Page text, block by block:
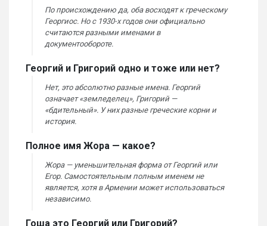
По происхождению да, оба восходят к греческому
Георгиос. Но с 1930-х годов они официально
считаются разными именами в
документообороте.
Георгий и Григорий одно и тоже или нет?
Нет, это абсолютно разные имена. Георгий
означает «земледелец», Григорий —
«бдительный». У них разные греческие корни и
история.
Полное имя Жора — какое?
Жора — уменьшительная форма от Георгий или
Егор. Самостоятельным полным именем не
является, хотя в Армении может использоваться
независимо.
Гоша это Георгий или Григорий?